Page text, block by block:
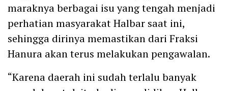
maraknya berbagai isu yang tengah menjadi
perhatian masyarakat Halbar saat ini,
sehingga dirinya memastikan dari Fraksi
Hanura akan terus melakukan pengawalan.
“Karena daerah ini sudah terlalu banyak